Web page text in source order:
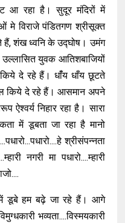
आ रहा है। सुदूर मंदिरों में
मे विराजे पंडितगण श्रीसूक्त
हैं, शंख ध्वनि के उद्घोष। उमंग
युवक आतिशबाजियों
दे रहे हैं। धाँंय धाँय छूटते
किये दे रहे हैं। आसमान अपने
ऐश्वर्य निहार रहा है। सारा
में डूबता जा रहा है मानो
श्रीसंपन्नता
नगरी मा पधारो....म्हारी
में डूबे हम बढ़े जा रहे हैं। आगे
भव्यता....विस्मयकारी